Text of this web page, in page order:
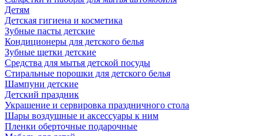
Детям
Детская гигиена и косметика
Зубные пасты детские
Кондиционеры для детского белья
Зубные щетки детские
Средства для мытья детской посуды
Стиральные порошки для детского белья
Шампуни детские
Детский праздник
Украшение и сервировка праздничного стола
Шары воздушные и аксессуары к ним
Пленки оберточные подарочные